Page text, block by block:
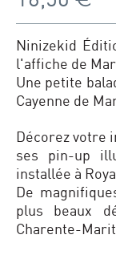
Ninizekid
l'affiche de
Une petite
Cayenne de
Décorez votre
ses pin-up
installée à
De
plus beaux
Charente-